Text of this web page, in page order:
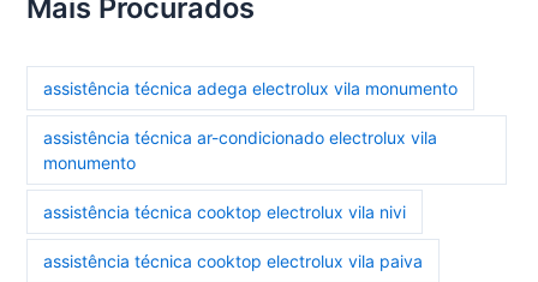
Mais Procurados
assistência técnica adega electrolux vila monumento
assistência técnica ar-condicionado electrolux vila
monumento
assistência técnica cooktop electrolux vila nivi
assistência técnica cooktop electrolux vila paiva